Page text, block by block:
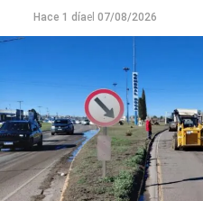
Hace 1 díael 07/08/2026